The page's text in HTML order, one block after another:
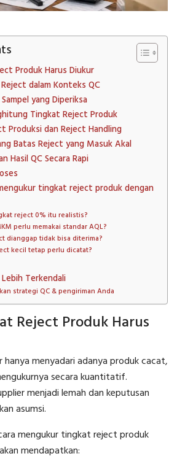
Produk Harus Diukur
dalam Konteks QC
yang Diperiksa
Tingkat Reject Produk
Produksi dan Reject Handling
Batas Reject yang Masuk Akal
Hasil QC Secara Rapi
tingkat reject produk dengan
reject 0% itu realistis?
perlu memakai standar AQL?
dianggap tidak bisa diterima?
kecil tetap perlu dicatat?
Terkendali
strategi QC & pengiriman Anda
Reject Produk Harus
hanya menyadari adanya produk cacat,
secara kuantitatif.
menjadi lemah dan keputusan
asumsi.
mengukur tingkat reject produk
mendapatkan: